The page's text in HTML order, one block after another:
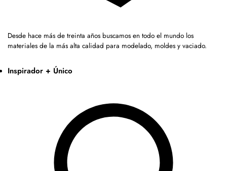
Desde hace más de treinta años buscamos en todo el mundo los
materiales de la más alta calidad para modelado, moldes y vaciado.
Inspirador + Único